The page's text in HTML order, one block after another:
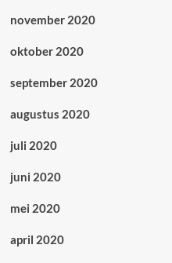
november 2020
oktober 2020
september 2020
augustus 2020
juli 2020
juni 2020
mei 2020
april 2020